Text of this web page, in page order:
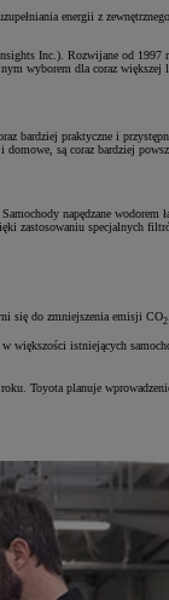
energii z
Inc.). Rozwijane od
wyborem dla coraz większej
bardziej praktyczne i
są coraz bardziej
napędzane wodorem
zastosowaniu specjalnych
się do zmniejszenia emisji CO2
większości istniejących
Toyota planuje